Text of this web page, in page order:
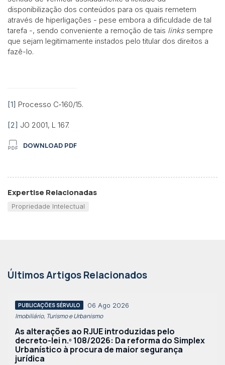
disponibilização dos conteúdos para os quais remetem
através de hiperligações - pese embora a dificuldade de tal
tarefa -, sendo conveniente a remoção de tais linkssempre
que sejam legitimamente instados pelo titular dos direitos a
fazê-lo.
[1] Processo C‑160/15.
[2] JO 2001, L 167.
DOWNLOAD PDF
Expertise Relacionadas
Propriedade Intelectual
Últimos Artigos Relacionados
PUBLICAÇÕES SÉRVULO 06 Ago 2026
Imobiliário, Turismo e Urbanismo
As alterações ao RJUE introduzidas pelo
decreto-lei n.º 108/2026: Da reforma do Simplex
Urbanístico à procura de maior segurança
jurídica